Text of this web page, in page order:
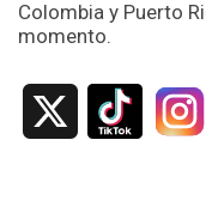
Colombia y Puerto
momento.